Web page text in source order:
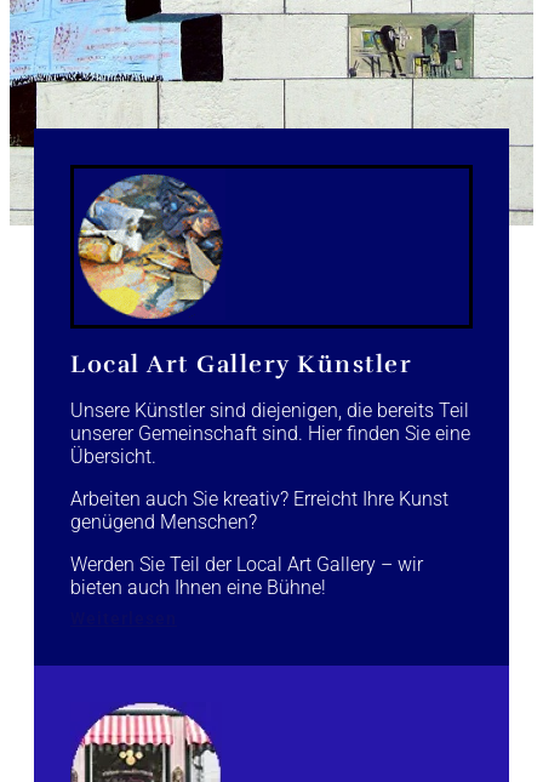
Local Art Gallery Künstler
Unsere Künstler sind diejenigen, die bereits Teil
unserer Gemeinschaft sind. Hier finden Sie eine
Übersicht.
Arbeiten auch Sie kreativ? Erreicht Ihre Kunst
genügend Menschen?
Werden Sie Teil der Local Art Gallery – wir
bieten auch Ihnen eine Bühne!